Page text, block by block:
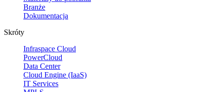
Branże
Dokumentacja
Skróty
Infraspace Cloud
PowerCloud
Data Center
Cloud Engine (IaaS)
IT Services